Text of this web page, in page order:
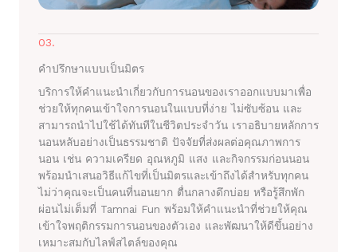
03.
คำปรึกษาแบบเป็นมิตร
บริการให้คำแนะนำเกี่ยวกับการนอนของเราออกแบบมาเพื่อ
ช่วยให้ทุกคนเข้าใจการนอนในแบบที่ง่าย ไม่ซับซ้อน และ
สามารถนำไปใช้ได้ทันทีในชีวิตประจำวัน เราอธิบายหลักการ
นอนหลับอย่างเป็นธรรมชาติ ปัจจัยที่ส่งผลต่อคุณภาพการ
นอน เช่น ความเครียด อุณหภูมิ แสง และกิจกรรมก่อนนอน
พร้อมนำเสนอวิธีแก้ไขที่เป็นมิตรและเข้าถึงได้สำหรับทุกคน
ไม่ว่าคุณจะเป็นคนที่นอนยาก ตื่นกลางดึกบ่อย หรือรู้สึกพัก
ผ่อนไม่เต็มที่ Tamnai Fun พร้อมให้คำแนะนำที่ช่วยให้คุณ
เข้าใจพฤติกรรมการนอนของตัวเอง และพัฒนาให้ดีขึ้นอย่าง
เหมาะสมกับไลฟ์สไตล์ของคุณ